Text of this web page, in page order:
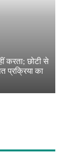
करता; छोटी से
प्रक्रिया का